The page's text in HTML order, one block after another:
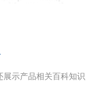
示产品相关百科知识